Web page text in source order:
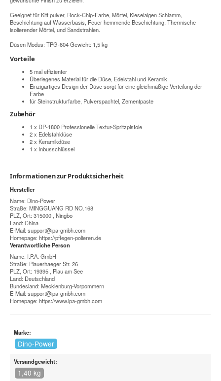
Geeignet für Kitt pulver, Rock-Chip-Farbe, Mörtel, Kieselalgen Schlamm,
Beschichtung auf Wasserbasis, Feuer hemmende Beschichtung, Thermische
isolierender Mörtel, und Sandstrahlen.
Düsen Modus: TPG-604 Gewicht: 1,5 kg
Vorteile
5 mal effizienter
Überlegenes Material für die Düse, Edelstahl und Keramik
Einzigartiges Design der Düse sorgt für eine gleichmäßige Verteilung der
Farbe
für Steinstrukturfarbe, Pulverspachtel, Zementpaste
Zubehör
1 x DP-1800 Professionelle Textur-Spritzpistole
2 x Edelstahldüse
2 x Keramikdüse
1 x Inbusschlüssel
Informationen zur Produktsicherheit
Hersteller
Name: Dino-Power
Straße: MINGGUANG RD NO.168
PLZ, Ort: 315000 , Ningbo
Land: China
E-Mail: support@ipa-gmbh.com
Homepage: https://pflegen-polieren.de
Verantwortliche Person
Name: I.P.A. GmbH
Straße: Plauerhaeger Str. 26
PLZ, Ort: 19395 , Plau am See
Land: Deutschland
Bundesland: Mecklenburg-Vorpommern
E-Mail: support@ipa-gmbh.com
Homepage: https://www.ipa-gmbh.com
Marke:
Dino-Power
Versandgewicht:
1,40 kg